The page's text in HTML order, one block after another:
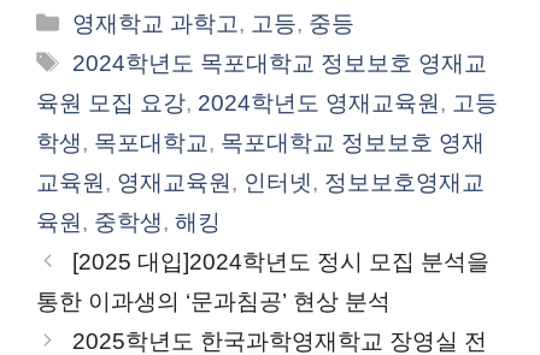
과학기술원 조기
카
테
리
영재학교 과학고, 고등, 중등
태
그
2024학년도 목포대학교 정보보호 영재교
육원 모집 요강, 2024학년도 영재교육원, 고등
학생, 목포대학교, 목포대학교 정보보호 영재
교육원, 영재교육원, 인터넷, 정보보호영재교
육원, 중학생, 해킹
[2025 대입]2024학년도 정시 모집 분석을
통한 이과생의 ‘문과침공’ 현상 분석
2025학년도 한국과학영재학교 장영실 전